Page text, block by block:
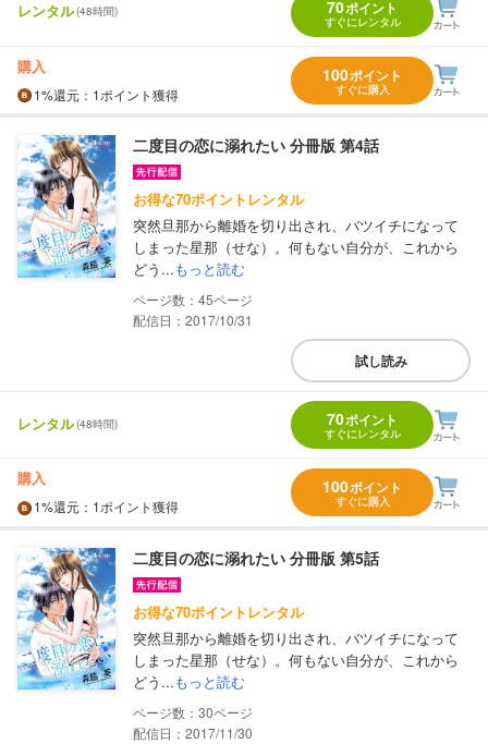
レンタル(48時間) 70ポイント
すぐにレンタル
購入
1%還元 ：1ポイント獲得
100ポイント
すぐに購入
二度目の恋に溺れたい 分冊版 第4話
お得な70ポイントレンタル
突然旦那から離婚を切り出され、バツイチになって
しまった星那（せな）。何もない自分が、これから
どう...もっと読む
45
配信日：2017/10/31
試し読み
レンタル(48時間) 70ポイント
すぐにレンタル
購入
1%還元 ：1ポイント獲得
100ポイント
すぐに購入
二度目の恋に溺れたい 分冊版 第5話
お得な70ポイントレンタル
突然旦那から離婚を切り出され、バツイチになって
しまった星那（せな）。何もない自分が、これから
どう...もっと読む
30
配信日：2017/11/30